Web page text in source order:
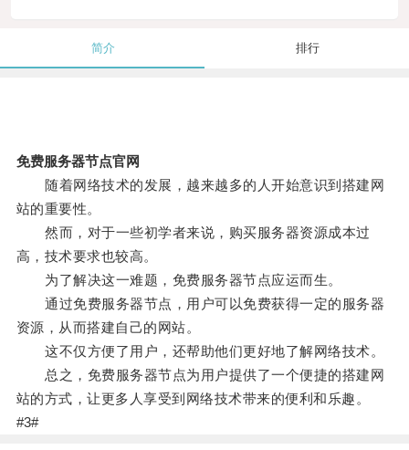
简介 排行
免费服务器节点官网
随着网络技术的发展，越来越多的人开始意识到搭建网
站的重要性。
然而，对于一些初学者来说，购买服务器资源成本过
高，技术要求也较高。
为了解决这一难题，免费服务器节点应运而生。
通过免费服务器节点，用户可以免费获得一定的服务器
资源，从而搭建自己的网站。
这不仅方便了用户，还帮助他们更好地了解网络技术。
总之，免费服务器节点为用户提供了一个便捷的搭建网
站的方式，让更多人享受到网络技术带来的便利和乐趣。
#3#